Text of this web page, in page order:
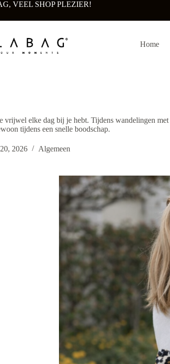
VEEL SHOP PLEZIER!
Home
vrijwel elke dag bij je hebt. Tijdens wandelingen
tijdens een snelle boodschap.
2026 Algemeen